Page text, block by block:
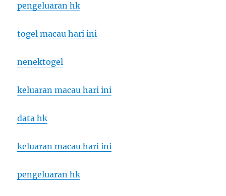
pengeluaran hk
togel macau hari ini
nenektogel
keluaran macau hari ini
data hk
keluaran macau hari ini
pengeluaran hk